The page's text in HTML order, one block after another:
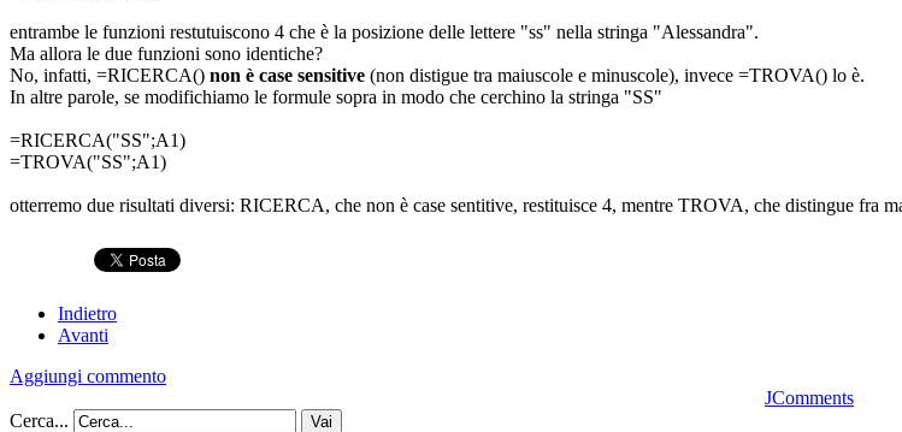
entrambe le funzioni restutuiscono 4 che è la posizione delle lettere "ss" nella stringa "Alessandra".
Ma allora le due funzioni sono identiche?
No, infatti, =RICERCA() non è case sensitive (non distigue tra maiuscole e minuscole), invece =TROVA() lo è.
In altre parole, se modifichiamo le formule sopra in modo che cerchino la stringa "SS"
=RICERCA("SS";A1)
=TROVA("SS";A1)
otterremo due risultati diversi: RICERCA, che non è case sentitive, restituisce 4, mentre TROVA, che distingue fra
Indietro
Avanti
Aggiungi commento
JComments
Cerca...
Vai